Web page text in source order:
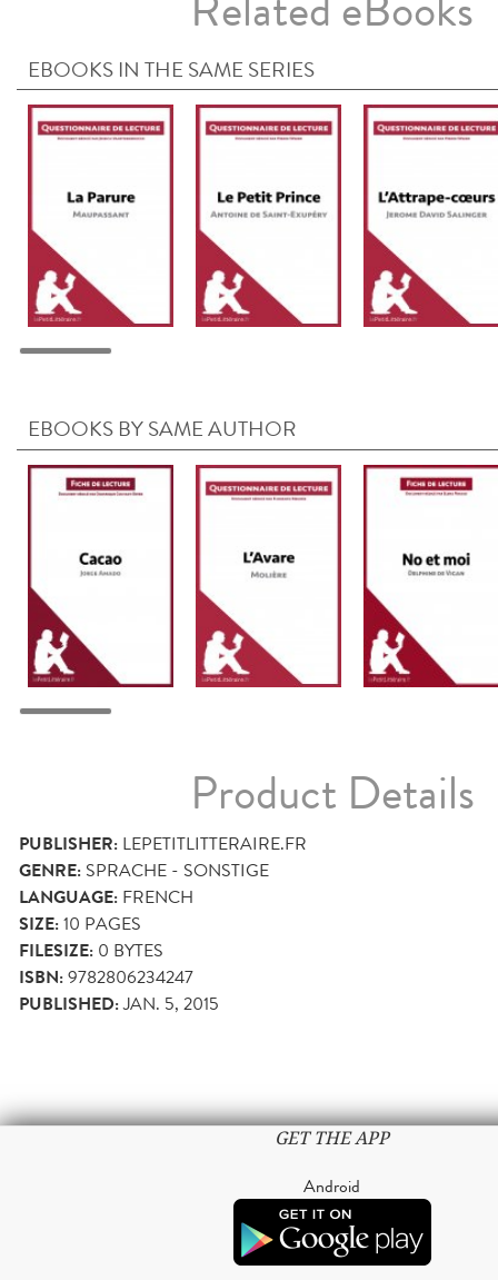
EBOOKS IN THE SAME SERIES
EBOOKS BY SAME AUTHOR
Product Details
PUBLISHER: LEPETITLITTERAIRE.FR
GENRE: SPRACHE - SONSTIGE
LANGUAGE: FRENCH
SIZE:10 PAGES
FILESIZE: 0 BYTES
ISBN:9782806234247
PUBLISHED:JAN. 5, 2015
GET THE APP
Android